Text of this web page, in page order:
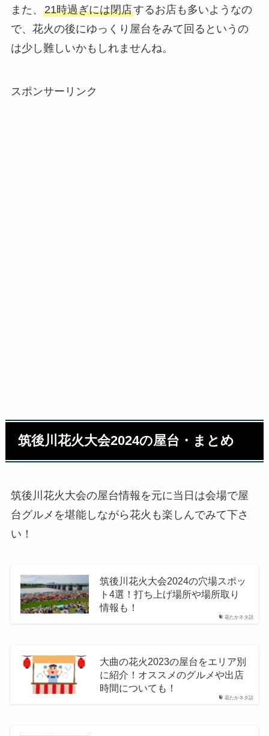
また、 21時過ぎには閉店するお店も多いようなの
で、花火の後にゆっくり屋台をみて回るというの
は少し難しいかもしれませんね。
スポンサーリンク
筑後川花火大会2024の屋台・まとめ
筑後川花火大会の屋台情報を元に当日は会場で屋
台グルメを堪能しながら花火も楽しんでみて下さ
い！
花たかネタ話
筑後川花火大会2024の穴場スポッ
ト4選！打ち上げ場所や場所取り
情報も！
花たかネタ話
大曲の花火2023の屋台をエリア別
に紹介！オススメのグルメや出店
時間についても！